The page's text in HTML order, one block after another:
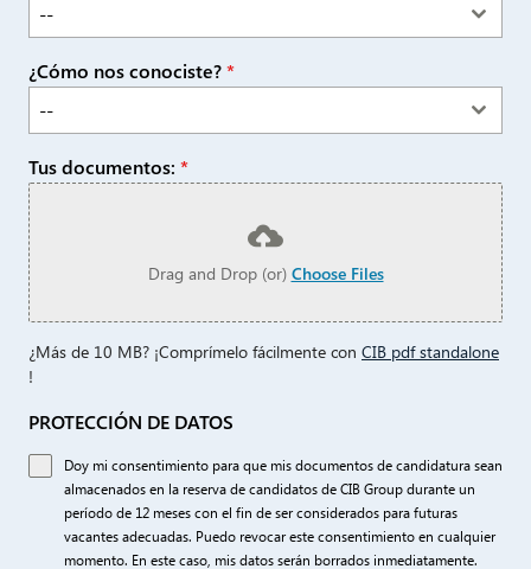
--
¿Cómo nos conociste?*
--
Tus documentos: *
Drag and Drop (or) Choose Files
¿Más de 10 MB? ¡Comprímelo fácilmente con CIB pdf standalone
!
PROTECCIÓN DE DATOS
Doy mi consentimiento para que mis documentos de candidatura sean
almacenados en la reserva de candidatos de CIB Group durante un
período de 12 meses con el fin de ser considerados para futuras
vacantes adecuadas. Puedo revocar este consentimiento en cualquier
momento. En este caso, mis datos serán borrados inmediatamente.